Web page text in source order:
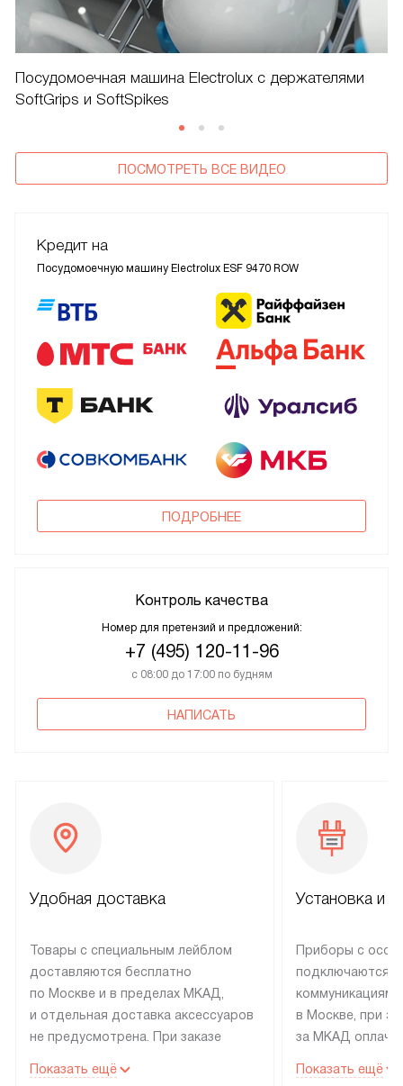
Посудомоечная машина Electrolux с держателями
SoftGrips и SoftSpikes
ПОСМОТРЕТЬ ВСЕ ВИДЕО
Кредит на
Посудомоечную машину Electrolux ESF 9470 ROW
ПОДРОБНЕЕ
Контроль качества
Номер для претензий и предложений:
+7 (495) 120-11-96
с 08:00 до 17:00 по будням
НАПИСАТЬ
Удобная доставка
Товары с специальным лейблом
доставляются бесплатно
по Москве и в пределах МКАД,
и отдельная доставка аксессуаров
не предусмотрена. При заказе
рекомендуем обсудить
Показать ещё
Установка и
Приборы с
подключаются к
коммуникациям
в Москве, при
за МКАД
партнера
Показать ещё